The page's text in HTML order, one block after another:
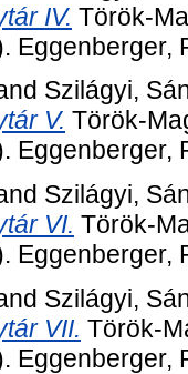
IV. Török-
Eggenberger,
Szilágyi,
V. Török-
Eggenberger,
Szilágyi,
VI. Török-
Eggenberger,
Szilágyi,
VII. Török-
Eggenberger,